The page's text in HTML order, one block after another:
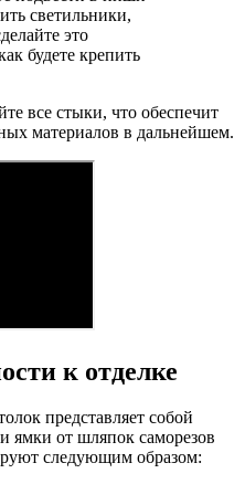
светильники,
это
будете крепить
все стыки, что обеспечит
материалов в дальнейшем.
к отделке
представляет собой
ямки от шляпок саморезов
следующим образом: